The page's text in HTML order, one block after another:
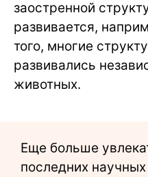
заостренной
развивается,
того, многие
развивались
животных.
Еще больше
последних